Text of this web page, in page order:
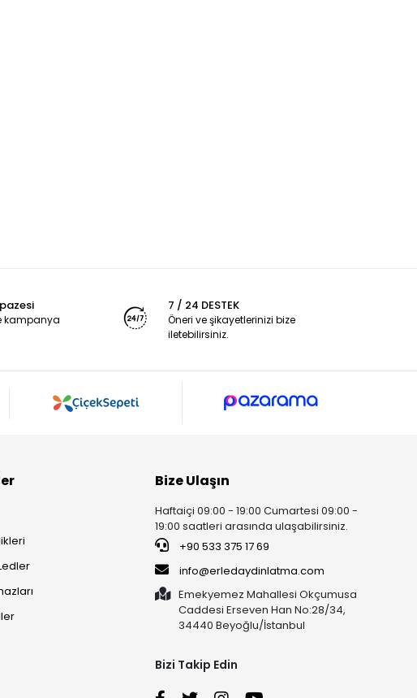
kampanya
7 / 24 DESTEK
Öneri ve şikayetlerinizi bize
iletebilirsiniz.
Bize Ulaşın
Haftaiçi 09:00 - 19:00 Cumartesi 09:00 -
19:00 saatleri arasında ulaşabilirsiniz.
+90 533 375 17 69
info@erledaydinlatma.com
Emekyemez Mahallesi Okçumusa
Caddesi Erseven Han No:28/34,
34440 Beyoğlu/İstanbul
Bizi Takip Edin